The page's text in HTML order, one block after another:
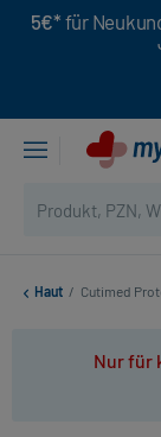
5€* für
Haut / Cutimed
Nur für